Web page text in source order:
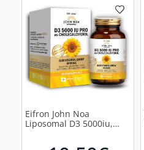
Eifron John Noa
Liposomal D3 5000iu,